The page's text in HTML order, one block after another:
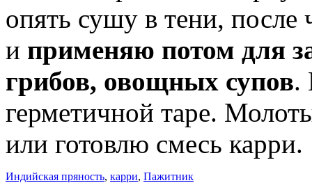
опять сушу в тени,
и применяю потом для
грибов, овощных супов.
герметичной таре.
или готовлю смесь карри.
Индийская пряность, карри, Пажитник